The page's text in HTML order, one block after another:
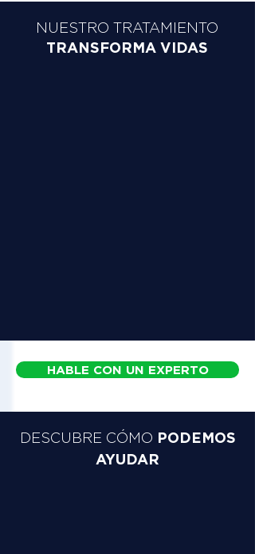
NUESTRO TRATAMIENTO
TRANSFORMA VIDAS
HABLE CON UN EXPERTO
DESCUBRE CÓMO PODEMOS
AYUDAR